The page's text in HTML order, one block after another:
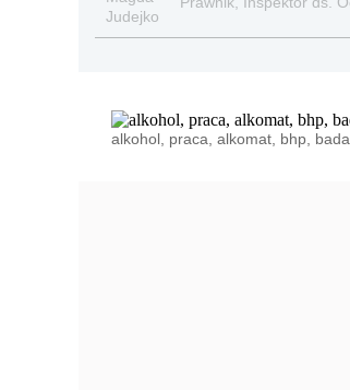
alkohol, praca, alkomat, bhp,